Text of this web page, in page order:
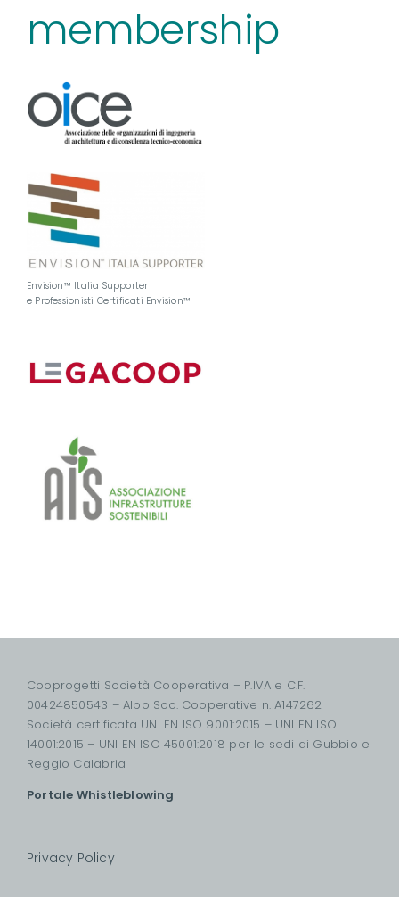
membership
Envision™ Italia Supporter
e Professionisti Certificati Envision™
Cooprogetti Società Cooperativa – P.IVA e C.F.
00424850543 – Albo Soc. Cooperative n. A147262
Società certificata UNI EN ISO 9001:2015 – UNI EN ISO
14001:2015 – UNI EN ISO 45001:2018 per le sedi di Gubbio e
Reggio Calabria
Portale Whistleblowing
Privacy Policy